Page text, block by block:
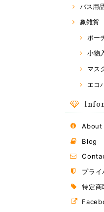
バス用
象雑貨
ポー
小物
マス
エコ
About
Blog
プライ
特定商